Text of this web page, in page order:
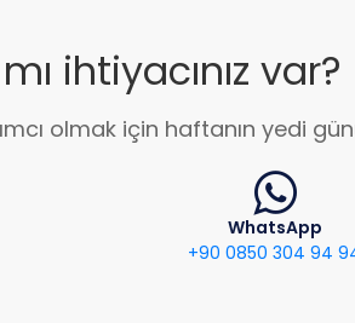
ihtiyacınız var?
olmak için haftanın yedi
WhatsApp
+90 0850 304 94